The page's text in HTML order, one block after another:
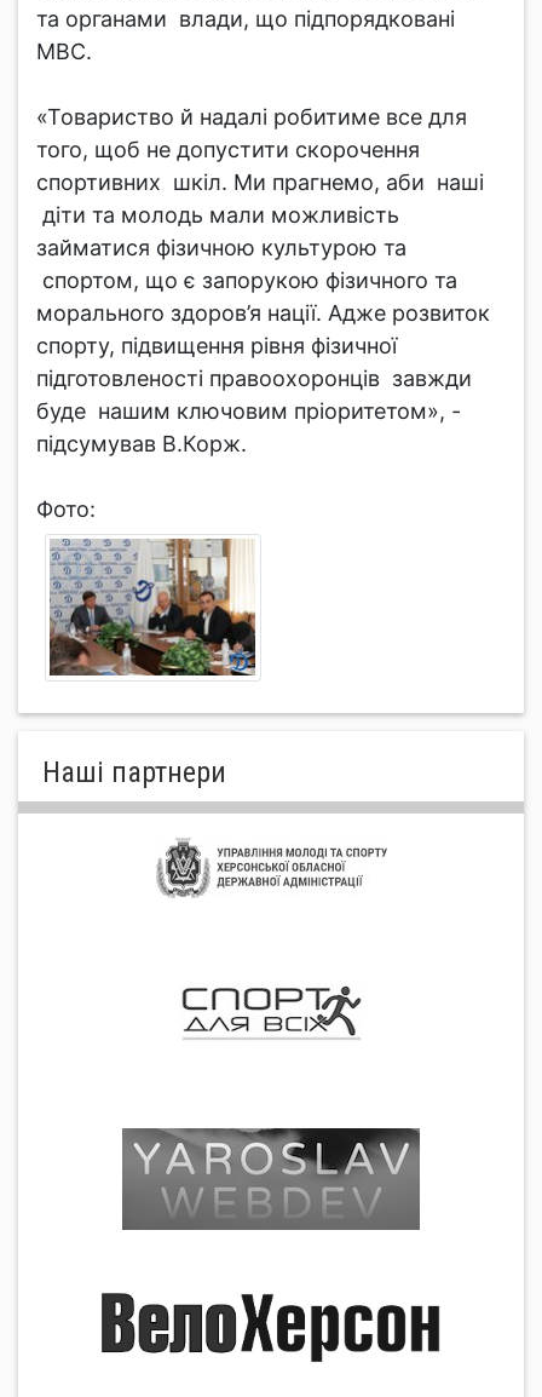
та органами влади, що підпорядковані
МВС.
«Товариство й надалі робитиме все для
того, щоб не допустити скорочення
спортивних шкіл. Ми прагнемо, аби наші
діти та молодь мали можливість
займатися фізичною культурою та
спортом, що є запорукою фізичного та
морального здоров’я нації. Адже розвиток
спорту, підвищення рівня фізичної
підготовленості правоохоронців завжди
буде нашим ключовим пріоритетом», -
підсумував В.Корж.
Фото:
Нашi партнери